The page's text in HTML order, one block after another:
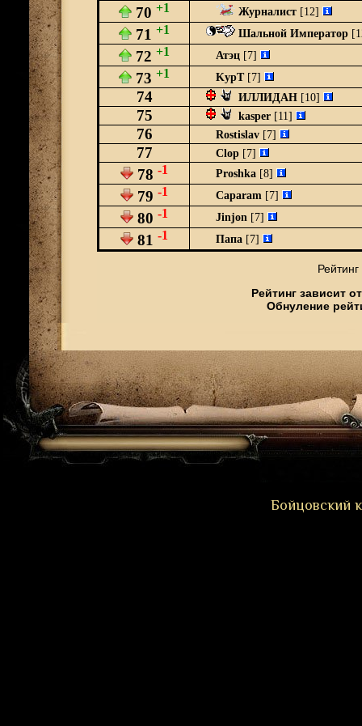
70 +1 Журналист [12]
71 +1 Шальной Император
72 +1 Атэц [7]
73 +1 KypT[7]
74 ИЛЛИДАН [10]
75 kasper [11]
76 Rostislav [7]
77 Clop [7]
78 -1 Proshka [8]
79 -1 Caparam [7]
80 -1 Jinjon [7]
81 -1 Папа [7]
Рейтинг зависит
Обнуление
Бойцовский